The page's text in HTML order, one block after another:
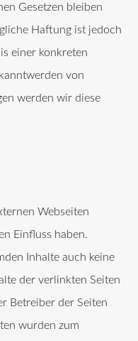
Gesetzen bleiben
Haftung ist jedoch
einer konkreten
von
werden wir diese
Webseiten
Einfluss haben.
Inhalte auch keine
der verlinkten Seiten
Betreiber der Seiten
wurden zum